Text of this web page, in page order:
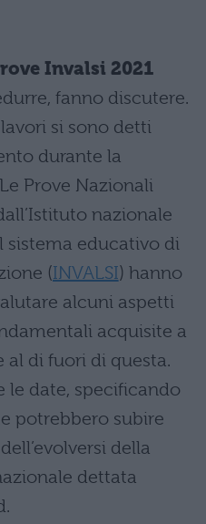
Invalsi 2021
fanno discutere.
si sono detti
durante la
Prove Nazionali
nazionale
sistema educativo di
(INVALSI) hanno
alcuni aspetti
acquisite a
al di fuori di questa.
le date, specificando
potrebbero subire
della
dettata